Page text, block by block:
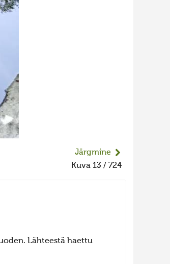
Järgmine
Kuva 13 / 724
Lähteestä haettu